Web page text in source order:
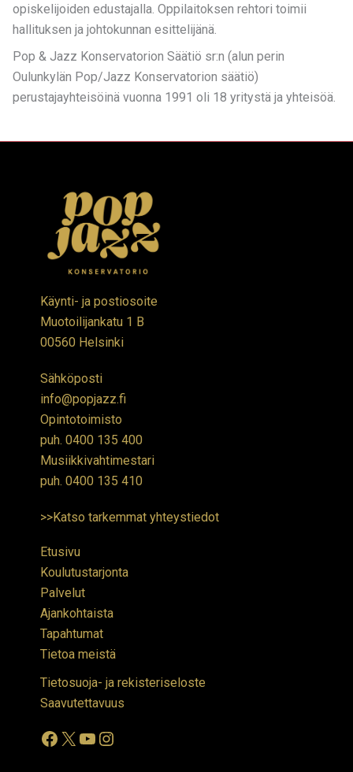
opiskelijoiden edustajalla. Oppilaitoksen rehtori toimii
hallituksen ja johtokunnan esittelijänä.
Pop & Jazz Konservatorion Säätiö sr:n (alun perin
Oulunkylän Pop/Jazz Konservatorion säätiö)
perustajayhteisöinä vuonna 1991 oli 18 yritystä ja yhteisöä.
Käynti- ja postiosoite
Muotoilijankatu 1 B
00560 Helsinki
Sähköposti
info@popjazz.fi
Opintotoimisto
puh. 0400 135 400
Musiikkivahtimestari
puh. 0400 135 410
>>Katso tarkemmat yhteystiedot
Etusivu
Koulutustarjonta
Palvelut
Ajankohtaista
Tapahtumat
Tietoa meistä
Tietosuoja- ja rekisteriseloste
Saavutettavuus
Facebook
X YouTube
Instagram